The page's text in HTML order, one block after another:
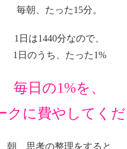
毎朝、たった15分。
1日は1440分なので、
1日のうち、たった1%
毎日の1%を、
クに費やしてくだ
朝、思考の整理をすると